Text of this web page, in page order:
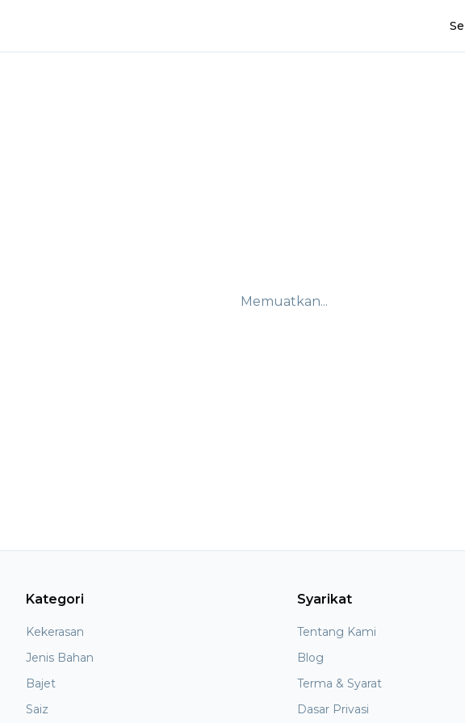
Memuatkan...
Kategori
Kekerasan
Jenis Bahan
Bajet
Saiz
Syarikat
Tentang Kami
Blog
Terma & Syarat
Dasar Privasi